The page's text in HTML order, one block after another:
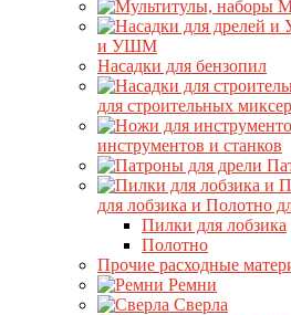
и УШМ
Насадки для бензопил
для строительных
инструментов и станков
для лобзика и Полотно
Пилки для лобзика
Полотно
Прочие расходные
Ремни
Сверла